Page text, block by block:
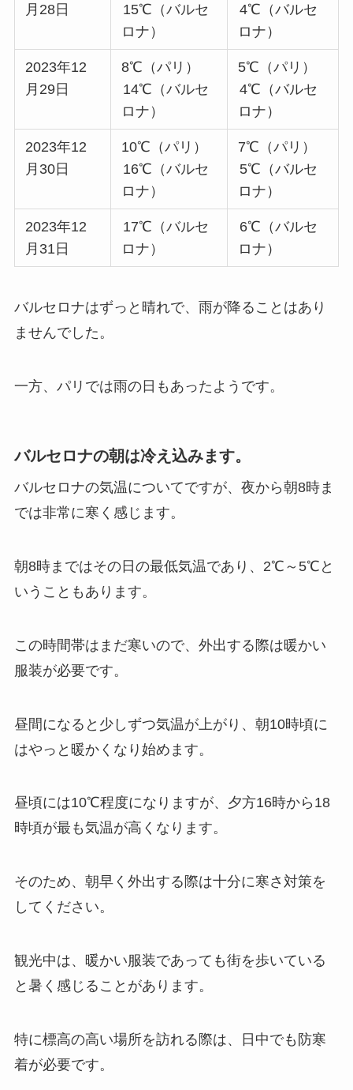
月28日
15℃（バルセ
ロナ）
4℃（バルセ
ロナ）
2023年12
月29日
8℃（パリ）
14℃（バルセ
ロナ）
5℃（パリ）
4℃（バルセ
ロナ）
2023年12
月30日
10℃（パリ）
16℃（バルセ
ロナ）
7℃（パリ）
5℃（バルセ
ロナ）
2023年12
月31日
17℃（バルセ
ロナ）
6℃（バルセ
ロナ）
バルセロナはずっと晴れで、雨が降ることはあり
ませんでした。
一方、パリでは雨の日もあったようです。
バルセロナの朝は冷え込みます。
バルセロナの気温についてですが、夜から朝8時ま
では非常に寒く感じます。
朝8時まではその日の最低気温であり、2℃～5℃と
いうこともあります。
この時間帯はまだ寒いので、外出する際は暖かい
服装が必要です。
昼間になると少しずつ気温が上がり、朝10時頃に
はやっと暖かくなり始めます。
昼頃には10℃程度になりますが、夕方16時から18
時頃が最も気温が高くなります。
そのため、朝早く外出する際は十分に寒さ対策を
してください。
観光中は、暖かい服装であっても街を歩いている
と暑く感じることがあります。
特に標高の高い場所を訪れる際は、日中でも防寒
着が必要です。